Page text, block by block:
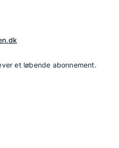
et løbende abonnement.